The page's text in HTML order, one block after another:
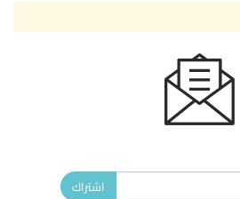
اشتراك